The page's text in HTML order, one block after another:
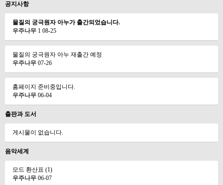
공지사항
물질의 궁극원자 아누가 출간되었습니다.
우주나무 1 08-25
물질의 궁극원자 아누 재출간 예정
우주나무 07-26
홈페이지 준비중입니다.
우주나무 06-04
출판과 도서
게시물이 없습니다.
음악세계
모드 환산표 (1)
우주나무 06-07